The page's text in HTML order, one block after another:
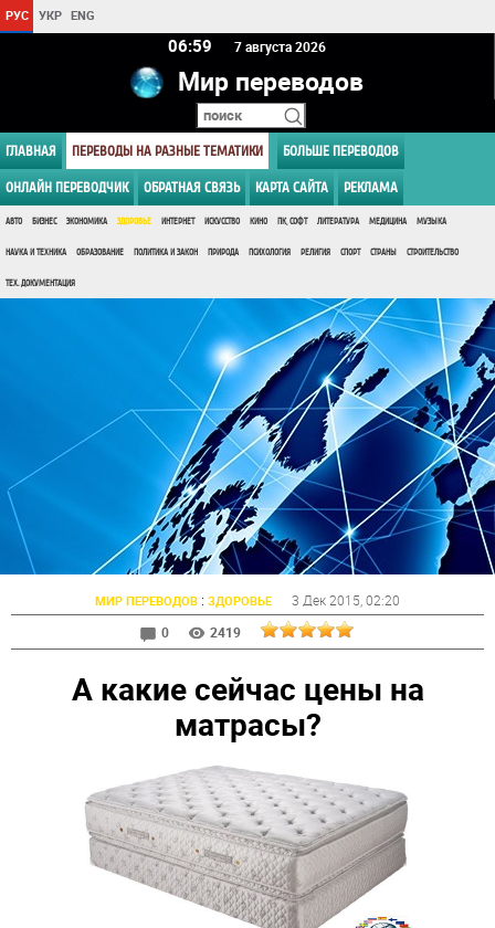
РУС УКР ENG
06:59 7 августа 2026
Мир переводов
ГЛАВНАЯ ПЕРЕВОДЫ НА РАЗНЫЕ ТЕМАТИКИ БОЛЬШЕ ПЕРЕВОДОВ
ОНЛАЙН ПЕРЕВОДЧИК ОБРАТНАЯ СВЯЗЬ КАРТА САЙТА РЕКЛАМА
АВТО БИЗНЕС ЭКОНОМИКА ЗДОРОВЬЕ ИНТЕРНЕТ ИСКУССТВО КИНО ПК, СОФТ ЛИТЕРАТУРА МЕДИЦИНА МУЗЫКА
НАУКА И ТЕХНИКА ОБРАЗОВАНИЕ ПОЛИТИКА И ЗАКОН ПРИРОДА ПСИХОЛОГИЯ РЕЛИГИЯ СПОРТ СТРАНЫ СТРОИТЕЛЬСТВО
ТЕХ. ДОКУМЕНТАЦИЯ
МИР ПЕРЕВОДОВ : ЗДОРОВЬЕ 3 Дек 2015 , 02:20
0
2419
А какие сейчас цены на
матрасы?